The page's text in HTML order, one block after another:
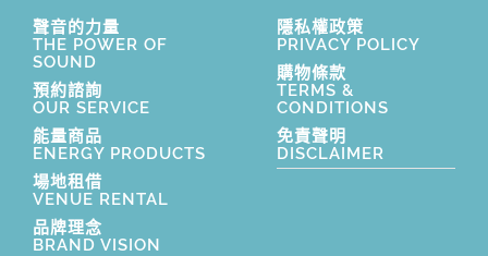
聲音的力量
THE POWER OF
SOUND
預約諮詢
OUR SERVICE
能量商品
ENERGY PRODUCTS
場地租借
VENUE RENTAL
品牌理念
BRAND VISION
隱私權政策
PRIVACY POLICY
購物條款
TERMS &
CONDITIONS
免責聲明
DISCLAIMER